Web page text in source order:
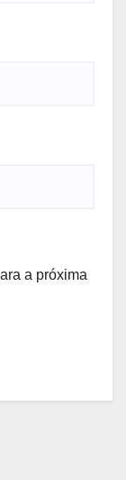
a próxima